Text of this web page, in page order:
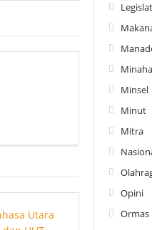
Minsel
Minut
Mitra
Opini
Ormas